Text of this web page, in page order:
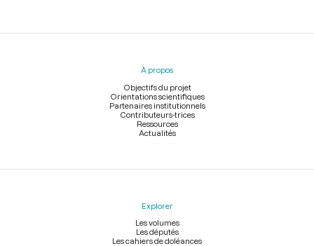
Menu
À propos
Objectifs du projet
Orientations scientifiques
Partenaires institutionnels
Contributeurs-trices
Ressources
Actualités
Explorer
Les volumes
Les députés
Les cahiers de doléances